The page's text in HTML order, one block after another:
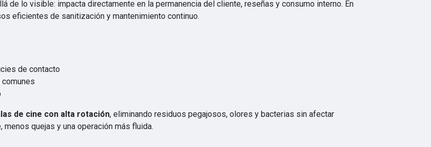
de lo visible: impacta directamente en la permanencia del cliente, reseñas y consumo interno. En
eficientes de sanitización y mantenimiento continuo.
de contacto
de cine con alta rotación, eliminando residuos pegajosos, olores y bacterias sin afectar
quejas y una operación más fluida.